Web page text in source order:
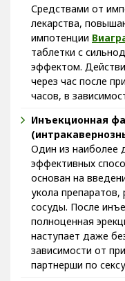
Средствами от
лекарства,
импотенции
таблетки с
эффектом.
через час после
часов, в
Инъекционная
Один из наиболее
эффективных
основан на
укола
сосуды. После
полноценная
наступает даже
зависимости от
партнерши по